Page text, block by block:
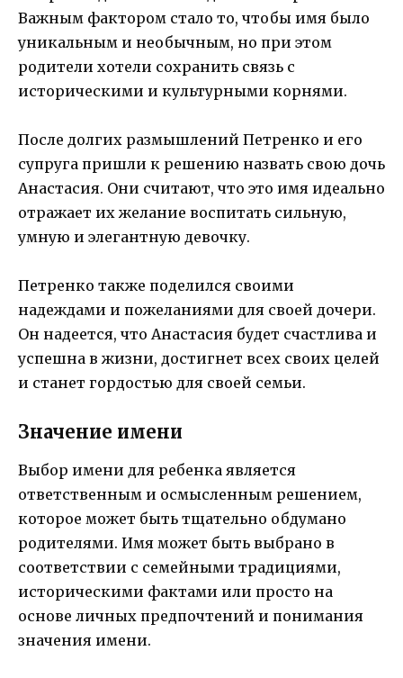
Важным фактором стало то, чтобы имя было
уникальным и необычным, но при этом
родители хотели сохранить связь с
историческими и культурными корнями.
После долгих размышлений Петренко и его
супруга пришли к решению назвать свою дочь
Анастасия. Они считают, что это имя идеально
отражает их желание воспитать сильную,
умную и элегантную девочку.
Петренко также поделился своими
надеждами и пожеланиями для своей дочери.
Он надеется, что Анастасия будет счастлива и
успешна в жизни, достигнет всех своих целей
и станет гордостью для своей семьи.
Значение имени
Выбор имени для ребенка является
ответственным и осмысленным решением,
которое может быть тщательно обдумано
родителями. Имя может быть выбрано в
соответствии с семейными традициями,
историческими фактами или просто на
основе личных предпочтений и понимания
значения имени.